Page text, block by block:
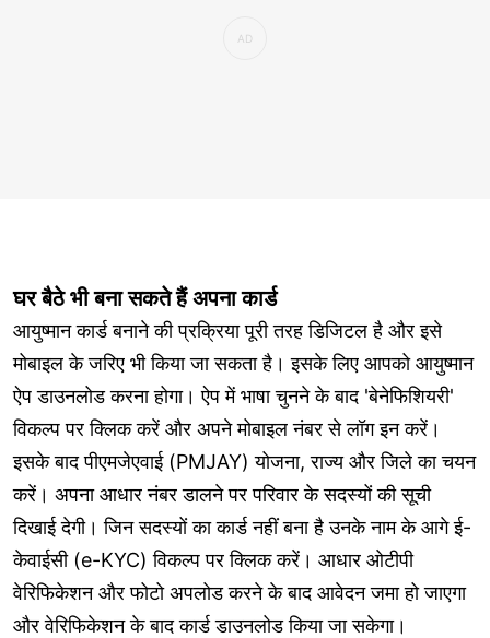
घर बैठे भी बना सकते हैं अपना कार्ड
आयुष्मान कार्ड बनाने की प्रक्रिया पूरी तरह डिजिटल है और इसे
मोबाइल के जरिए भी किया जा सकता है। इसके लिए आपको आयुष्मान
ऐप डाउनलोड करना होगा। ऐप में भाषा चुनने के बाद 'बेनेफिशियरी'
विकल्प पर क्लिक करें और अपने मोबाइल नंबर से लॉग इन करें।
इसके बाद पीएमजेएवाई (PMJAY) योजना, राज्य और जिले का चयन
करें। अपना आधार नंबर डालने पर परिवार के सदस्यों की सूची
दिखाई देगी। जिन सदस्यों का कार्ड नहीं बना है उनके नाम के आगे ई-
केवाईसी (e-KYC) विकल्प पर क्लिक करें। आधार ओटीपी
वेरिफिकेशन और फोटो अपलोड करने के बाद आवेदन जमा हो जाएगा
और वेरिफिकेशन के बाद कार्ड डाउनलोड किया जा सकेगा।